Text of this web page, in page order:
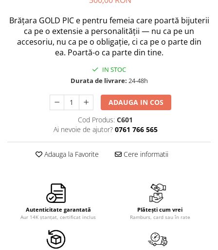
Brățara GOLD PIC e pentru femeia care poartă bijuterii
ca pe o extensie a personalității — nu ca pe un
accesoriu, nu ca pe o obligație, ci ca pe o parte din
ea. Poartă-o ca parte din tine.
IN STOC
Durata de livrare: 24-48h
ADAUGA IN COS
Cod Produs: C601
Ai nevoie de ajutor? 0761 766 565
Adauga la Favorite Cere informatii
Autenticitate garantată
Aur 14K ștanțat, certificat inclus
Plătești cum vrei
Ramburs, card sau în rate